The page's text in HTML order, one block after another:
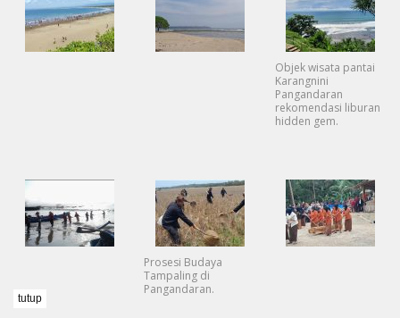
Objek wisata pantai
Karangnini
Pangandaran
rekomendasi liburan
hidden gem.
Prosesi Budaya
Tampaling di
Pangandaran.
tutup